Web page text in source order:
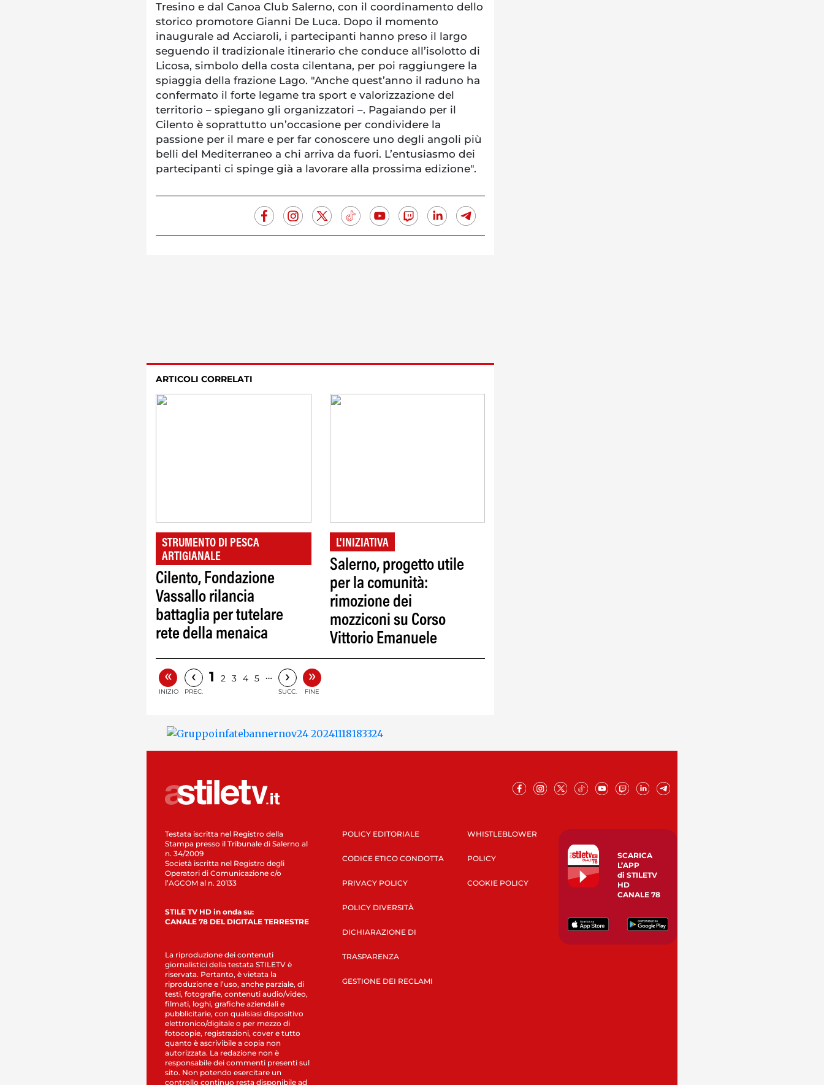
Tresino e dal Canoa Club Salerno, con il coordinamento dello
storico promotore Gianni De Luca. Dopo il momento
inaugurale ad Acciaroli, i partecipanti hanno preso il largo
seguendo il tradizionale itinerario che conduce all’isolotto di
Licosa, simbolo della costa cilentana, per poi raggiungere la
spiaggia della frazione Lago. "Anche quest’anno il raduno ha
confermato il forte legame tra sport e valorizzazione del
territorio – spiegano gli organizzatori –. Pagaiando per il
Cilento è soprattutto un’occasione per condividere la
passione per il mare e per far conoscere uno degli angoli più
belli del Mediterraneo a chi arriva da fuori. L’entusiasmo dei
partecipanti ci spinge già a lavorare alla prossima edizione".
ARTICOLI CORRELATI
STRUMENTO DI PESCA
ARTIGIANALE
Cilento, Fondazione
Vassallo rilancia
battaglia per tutelare
rete della menaica
L'INIZIATIVA
Salerno, progetto utile
per la comunità:
rimozione dei
mozziconi su Corso
Vittorio Emanuele
«
INIZIO
‹
PREC.
1 2 3 4 5 … ›
SUCC.
»
FINE
Testata iscritta nel Registro della
Stampa presso il Tribunale di Salerno al
n. 34/2009
Società iscritta nel Registro degli
Operatori di Comunicazione c/o
l’AGCOM al n. 20133
STILE TV HD in onda su:
CANALE 78 DEL DIGITALE TERRESTRE
La riproduzione dei contenuti
giornalistici della testata STILETV è
riservata. Pertanto, è vietata la
riproduzione e l’uso, anche parziale, di
testi, fotografie, contenuti audio/video,
filmati, loghi, grafiche aziendali e
pubblicitarie, con qualsiasi dispositivo
elettronico/digitale o per mezzo di
fotocopie, registrazioni, cover e tutto
quanto è ascrivibile a copia non
autorizzata. La redazione non è
responsabile dei commenti presenti sul
sito. Non potendo esercitare un
controllo continuo resta disponibile ad
POLICY EDITORIALE
CODICE ETICO CONDOTTA
PRIVACY POLICY
POLICY DIVERSITÀ
DICHIARAZIONE DI
TRASPARENZA
GESTIONE DEI RECLAMI
WHISTLEBLOWER
POLICY
COOKIE POLICY
SCARICA
L’APP
di STILETV
HD
CANALE 78